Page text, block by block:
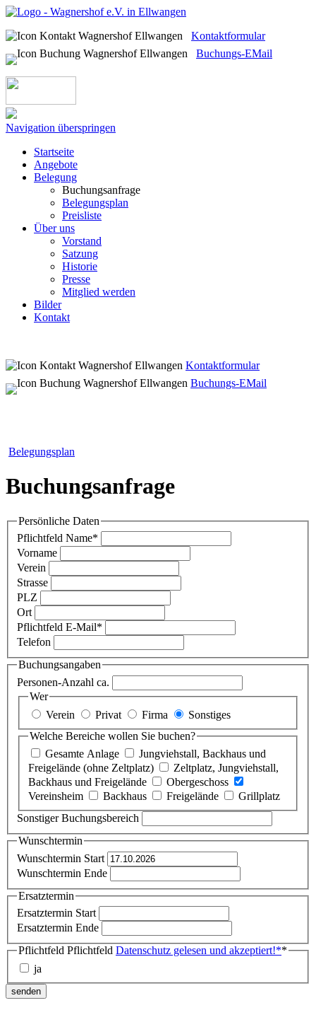
Kontaktformular
Buchungs-EMail
Navigation überspringen
Startseite
Angebote
Belegung
Buchungsanfrage
Belegungsplan
Preisliste
Über uns
Vorstand
Satzung
Historie
Presse
Mitglied werden
Bilder
Kontakt
Kontaktformular
Buchungs-EMail
Belegungsplan
Buchungsanfrage
Persönliche Daten
Pflichtfeld Name*
Vorname
Verein
Strasse
PLZ
Ort
Pflichtfeld E-Mail*
Telefon
Buchungsangaben
Personen-Anzahl ca.
Wer
Verein
Privat Firma
Sonstiges
Welche Bereiche wollen Sie buchen?
Gesamte Anlage
Jungviehstall, Backhaus und
Freigelände (ohne Zeltplatz)
Zeltplatz, Jungviehstall,
Backhaus und Freigelände
Obergeschoss
Vereinsheim
Backhaus Freigelände
Grillplatz
Sonstiger Buchungsbereich
Wunschtermin
Wunschtermin Start
Wunschtermin Ende
Ersatztermin
Ersatztermin Start
Ersatztermin Ende
Pflichtfeld Pflichtfeld Datenschutz gelesen und akzeptiert!**
ja
senden